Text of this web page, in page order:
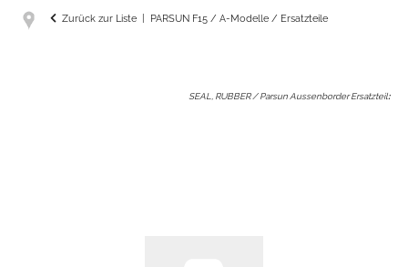
Zurück zur Liste PARSUN F15 / A-Modelle / Ersatzteile
SEAL, RUBBER / Parsun Aussenborder Ersatzteil: